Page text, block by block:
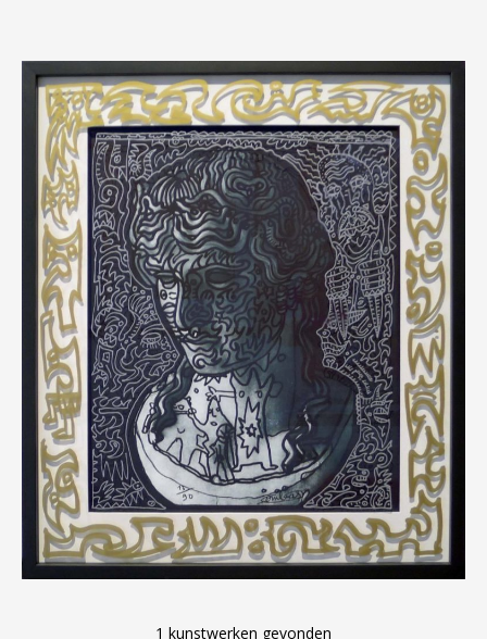
maakt gebruik van felle kleuren met donkere
contouren van de wereld die hem bezighoudt:
stripverhalen, beelden uit tv-series, oorlogstaferelen
en figuren uit de rockmuziek. Hij creëert beeltenissen
van oorlog, criminaliteit, seks, vieringen – kortom,
vele fases van het moderne leven. Vroeger vaak met
autobiografische elementen, maar heden ten dage is
dit ondergeschikt geraakt. In zijn werken toont hij
vaak kritiek op de maatschappij in zijn geheel.
De werken van Combas tonen vaak een element van
shock of confrontatie, al typeert hij zijn werk zelf als
“amusante en ontspannen schilderkunst”. Hij probeert
de aandacht van de kijker te trekken door exorbitant
gebruik van felle kleuren.
Op zijn eigen website spreekt hij van een
“provocerende houding om op die manier de kijker uit
te nodigen goed naar zijn werken te kijken. Kom naar
me toe en spreek met mij. Ik wil je graag vertellen
over de onzin, geweld, schoonheid, liefde, ernst en
lol, het logische en het zinloze dat ons dagelijks leven
beheerst”.
Het werk van Robert Combas wordt wereldwijd
getoond in talloze vooraanstaande museumcollecties
en galeries en op de belangrijkste beurzen.
1 kunstwerken gevonden